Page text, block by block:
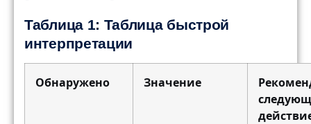
Таблица 1: Таблица быстрой
интерпретации
Обнаружено Значение